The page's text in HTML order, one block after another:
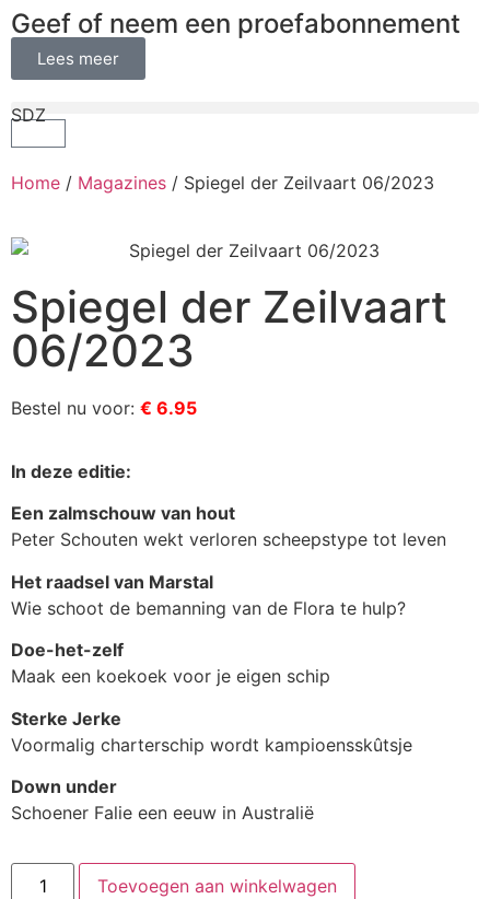
Geef of neem een proefabonnement
Lees meer
SDZ
Home / Magazines / Spiegel der Zeilvaart 06/2023
Spiegel der Zeilvaart
06/2023
Bestel nu voor: € 6.95
In deze editie:
Een zalmschouw van hout
Peter Schouten wekt verloren scheepstype tot leven
Het raadsel van Marstal
Wie schoot de bemanning van de Flora te hulp?
Doe-het-zelf
Maak een koekoek voor je eigen schip
Sterke Jerke
Voormalig charterschip wordt kampioensskûtsje
Down under
Schoener Falie een eeuw in Australië
Toevoegen aan winkelwagen